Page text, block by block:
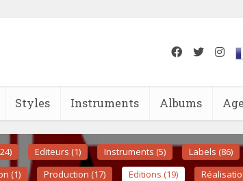
Styles Instruments Albums
Editeurs (1) Instruments (5) Labels (86)
(1) Production (17) Editions (19)